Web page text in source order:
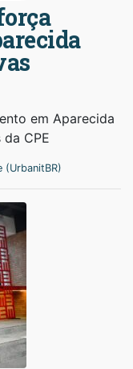
em Aparecida
CPE
(UrbanitBR)